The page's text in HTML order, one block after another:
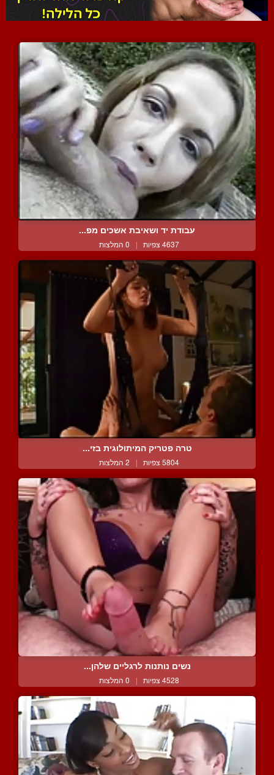
עבודת יד ושאיבת אשכים מפ...
4637 צפיות | 0 המלצות
טרה פטריק המיתולוגית בזי...
5804 צפיות | 2 המלצות
נשים נותנות לרגליים שלהן...
4528 צפיות | 0 המלצות